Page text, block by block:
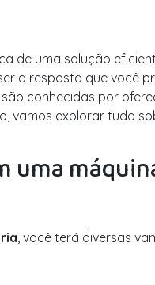
de uma solução
a resposta que você
conhecidas por
vamos explorar tudo
uma
, você terá diversas